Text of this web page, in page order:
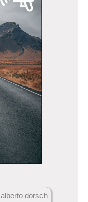
alberto dorsch